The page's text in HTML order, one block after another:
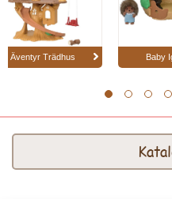
Äventyr Trädhus Baby